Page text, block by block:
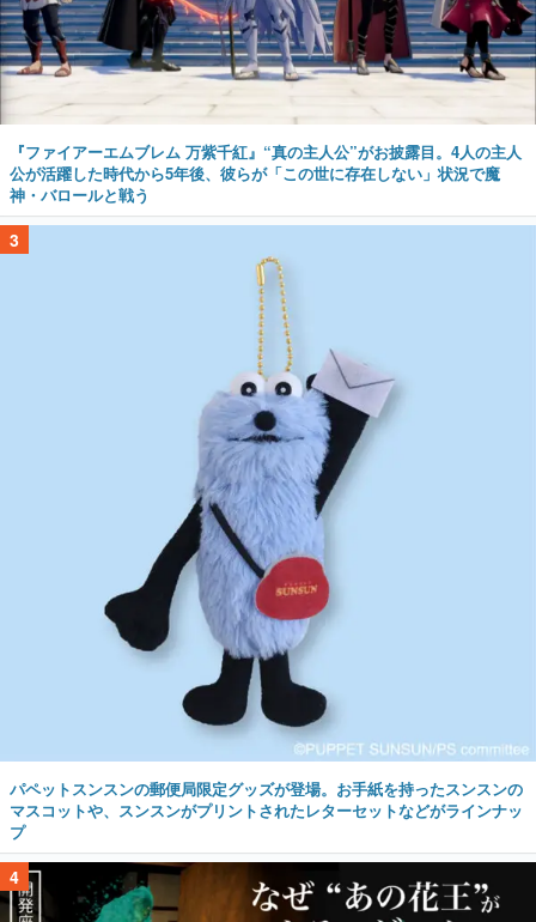
『ファイアーエムブレム 万紫千紅』“真の主人公”がお披露目。4人の主人
公が活躍した時代から5年後、彼らが「この世に存在しない」状況で魔
神・バロールと戦う
3
パペットスンスンの郵便局限定グッズが登場。お手紙を持ったスンスンの
マスコットや、スンスンがプリントされたレターセットなどがラインナッ
プ
4